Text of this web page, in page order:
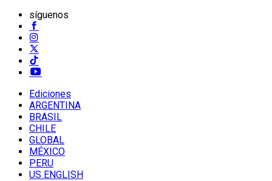
síguenos
Ediciones
ARGENTINA
BRASIL
CHILE
GLOBAL
MÉXICO
PERU
US ENGLISH